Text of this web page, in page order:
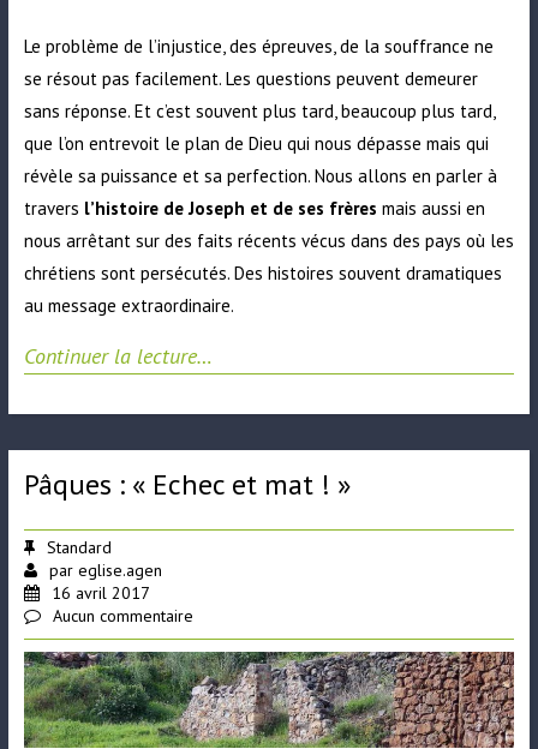
Le problème de l’injustice, des épreuves, de la souffrance ne
se résout pas facilement. Les questions peuvent demeurer
sans réponse. Et c’est souvent plus tard, beaucoup plus tard,
que l’on entrevoit le plan de Dieu qui nous dépasse mais qui
révèle sa puissance et sa perfection. Nous allons en parler à
travers l’histoire de Joseph et de ses frères mais aussi en
nous arrêtant sur des faits récents vécus dans des pays où les
chrétiens sont persécutés. Des histoires souvent dramatiques
au message extraordinaire.
Continuer la lecture…
Pâques : « Echec et mat ! »
Standard
par eglise.agen
16 avril 2017
Aucun commentaire